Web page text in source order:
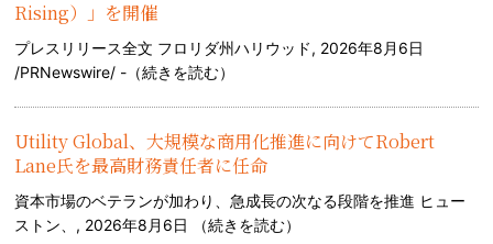
Rising）」を開催
プレスリリース全文 フロリダ州ハリウッド, 2026年8月6日
/PRNewswire/ -（続きを読む）
Utility Global、大規模な商用化推進に向けてRobert
Lane氏を最高財務責任者に任命
資本市場のベテランが加わり、急成長の次なる段階を推進 ヒュー
ストン、, 2026年8月6日 （続きを読む）